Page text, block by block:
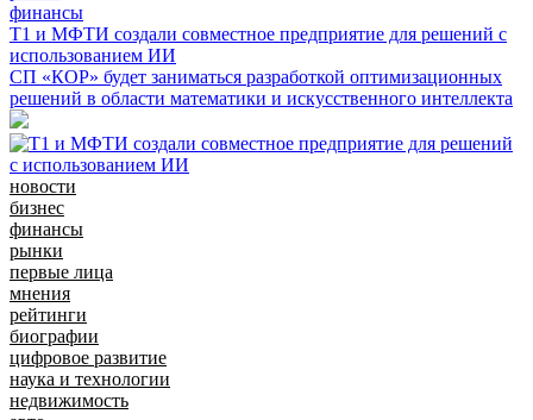
финансы
Т1 и МФТИ создали совместное предприятие для решений с
использованием ИИ
СП «КОР» будет заниматься разработкой оптимизационных
решений в области математики и искусственного интеллекта
новости
бизнес
финансы
рынки
первые лица
мнения
рейтинги
биографии
цифровое развитие
наука и технологии
недвижимость